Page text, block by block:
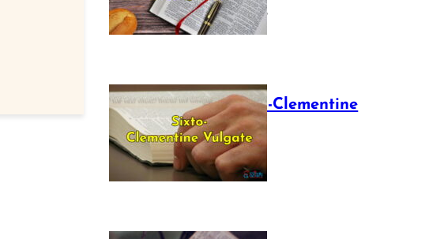
July 16, 2025
The Sixto-Clementine
Vulgate
July 12, 2025